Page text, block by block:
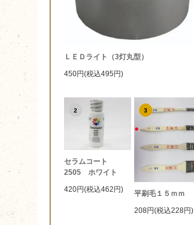
ＬＥＤライト（3灯丸型）
450円(税込495円)
2
セラムコート
2505 ホワイト
420円(税込462円)
3
平刷毛１５ｍｍ
208円(税込228円)